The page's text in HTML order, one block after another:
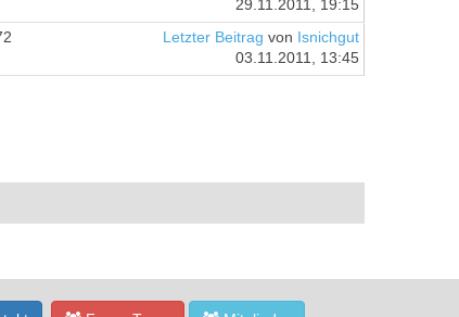
29.11.2011, 19:15
Letzter Beitrag von Isnichgut
03.11.2011, 13:45